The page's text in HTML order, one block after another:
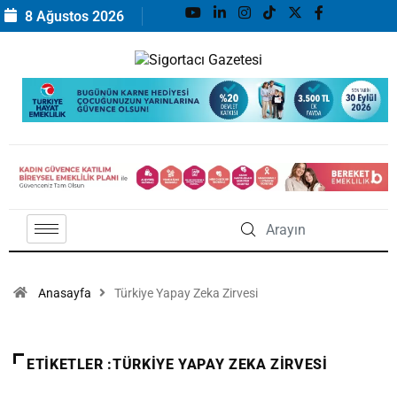
8 Ağustos 2026
Anasayfa Türkiye Yapay Zeka Zirvesi
ETIKETLER :TÜRKIYE YAPAY ZEKA ZIRVESI